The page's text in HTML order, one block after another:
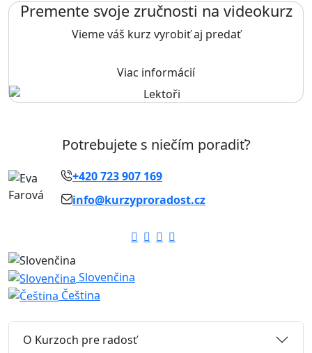
Premente svoje zručnosti na videokurz
Vieme váš kurz vyrobiť aj predať
Viac informácií
Potrebujete s niečím poradiť?
+420 723 907 169
info@kurzyproradost.cz
Slovenčina
Čeština
O Kurzoch pre radosť